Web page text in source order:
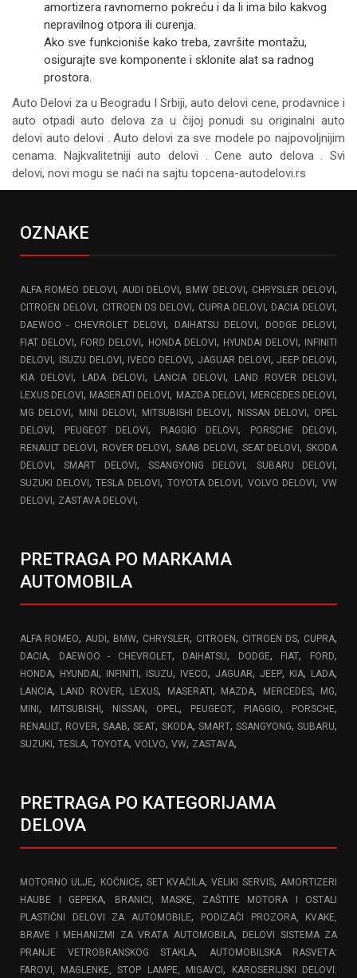
amortizera ravnomerno pokreću i da li ima bilo kakvog
nepravilnog otpora ili curenja.
Ako sve funkcioniše kako treba, završite montažu,
osigurajte sve komponente i sklonite alat sa radnog
prostora.
Auto Delovi za u Beogradu I Srbiji, auto delovi cene, prodavnice i
auto otpadi auto delova za u čijoj ponudi su originalni auto
delovi auto delovi . Auto delovi za sve modele po najpovoljnijim
cenama. Najkvalitetniji auto delovi . Cene auto delova . Svi
delovi, novi mogu se naći na sajtu topcena-autodelovi.rs
OZNAKE
ALFA ROMEO DELOVI, AUDI DELOVI, BMW DELOVI, CHRYSLER DELOVI,
CITROEN DELOVI, CITROEN DS DELOVI, CUPRA DELOVI, DACIA DELOVI,
DAEWOO - CHEVROLET DELOVI, DAIHATSU DELOVI, DODGE DELOVI,
FIAT DELOVI, FORD DELOVI, HONDA DELOVI, HYUNDAI DELOVI, INFINITI
DELOVI, ISUZU DELOVI, IVECO DELOVI, JAGUAR DELOVI,JEEP DELOVI,
KIA DELOVI, LADA DELOVI, LANCIA DELOVI, LAND ROVER DELOVI,
LEXUS DELOVI, MASERATI DELOVI, MAZDA DELOVI, MERCEDES DELOVI,
MG DELOVI, MINI DELOVI, MITSUBISHI DELOVI, NISSAN DELOVI, OPEL
DELOVI, PEUGEOT DELOVI, PIAGGIO DELOVI, PORSCHE DELOVI,
RENAULT DELOVI, ROVER DELOVI, SAAB DELOVI, SEAT DELOVI, SKODA
DELOVI,SMART DELOVI,SSANGYONG DELOVI, SUBARU DELOVI,
SUZUKI DELOVI,TESLA DELOVI, TOYOTA DELOVI, VOLVO DELOVI, VW
DELOVI, ZASTAVA DELOVI,
PRETRAGA PO MARKAMA
AUTOMOBILA
ALFA ROMEO, AUDI, BMW, CHRYSLER, CITROEN, CITROEN DS, CUPRA,
DACIA, DAEWOO - CHEVROLET, DAIHATSU, DODGE, FIAT, FORD,
HONDA, HYUNDAI, INFINITI, ISUZU, IVECO, JAGUAR, JEEP, KIA, LADA,
LANCIA, LAND ROVER, LEXUS, MASERATI, MAZDA, MERCEDES, MG,
MINI, MITSUBISHI, NISSAN, OPEL, PEUGEOT, PIAGGIO, PORSCHE,
RENAULT, ROVER,SAAB,SEAT, SKODA, SMART, SSANGYONG,SUBARU,
SUZUKI, TESLA, TOYOTA, VOLVO, VW, ZASTAVA,
PRETRAGA PO KATEGORIJAMA
DELOVA
MOTORNO ULJE, KOČNICE, SET KVAČILA,VELIKI SERVIS,AMORTIZERI
HAUBE I GEPEKA,
BRANICI, MASKE, ZAŠTITE MOTORA I OSTALI
PLASTIČNI DELOVI ZA AUTOMOBILE,
PODIZAČI PROZORA, KVAKE,
BRAVE I MEHANIZMI ZA VRATA AUTOMOBILA,
DELOVI SISTEMA ZA
PRANJE VETROBRANSKOG STAKLA,
AUTOMOBILSKA RASVETA:
FAROVI, MAGLENKE, STOP LAMPE, MIGAVCI,
KAROSERIJSKI DELOVI: